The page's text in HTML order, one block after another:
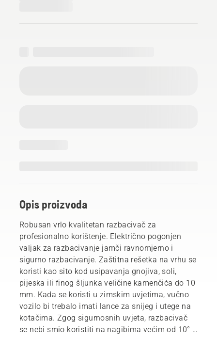
Opis proizvoda
Robusan vrlo kvalitetan razbacivač za
profesionalno korištenje. Električno pogonjen
valjak za razbacivanje jamči ravnomjerno i
sigurno razbacivanje. Zaštitna rešetka na vrhu se
koristi kao sito kod usipavanja gnojiva, soli,
pijeska ili finog šljunka veličine kamenčića do 10
mm. Kada se koristi u zimskim uvjetima, vučno
vozilo bi trebalo imati lance za snijeg i utege na
kotačima. Zgog sigurnosnih uvjeta, razbacivač
se nebi smio koristiti na nagibima većim od 10° u